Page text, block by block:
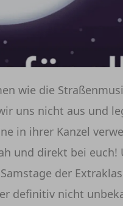
wie die
uns nicht aus und
in ihrer Kanzel
und direkt bei
der
definitiv nicht